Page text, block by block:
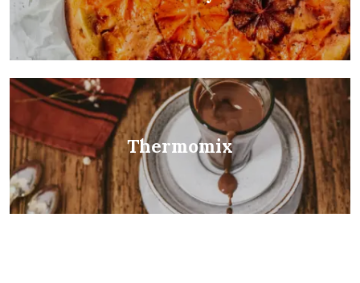
Thermomix